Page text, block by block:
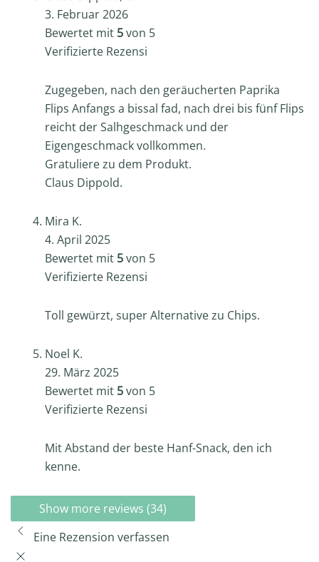
3. Februar 2026
Bewertet mit 5von 5
Verifizierte Rezension -
Zugegeben, nach den geräucherten Paprika
Flips Anfangs a bissal fad, nach drei bis fünf Flips
reicht der Salhgeschmack und der
Eigengeschmack vollkommen.
Gratuliere zu dem Produkt.
Claus Dippold.
Mira K.
4. April 2025
Bewertet mit 5von 5
Verifizierte Rezension -
Toll gewürzt, super Alternative zu Chips.
Noel K.
29. März 2025
Bewertet mit 5von 5
Verifizierte Rezension -
Mit Abstand der beste Hanf-Snack, den ich
kenne.
Show more reviews (34)
Eine Rezension verfassen